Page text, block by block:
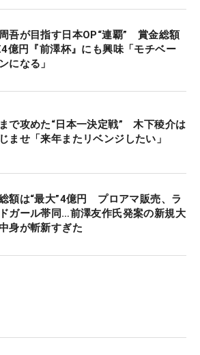
吾が目指す日本OP“連覇” 賞金総額
億円『前澤杯』にも興味「モチベー
になる」
で攻めた“日本一決定戦” 木下稜介は
ませ「来年またリベンジしたい」
額は“最大”4億円 プロアマ販売、ラ
ガール帯同…前澤友作氏発案の新規大
身が斬新すぎた